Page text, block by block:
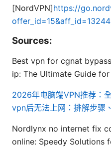
[NordVPN]https://
Sources:
Best vpn for cgnat
ip: The Ultimate Guide
2026年电脑端VPN推荐：
vpn后无法上网：排解步骤
Nordlynx no internet fix
online: Speedy Solutions